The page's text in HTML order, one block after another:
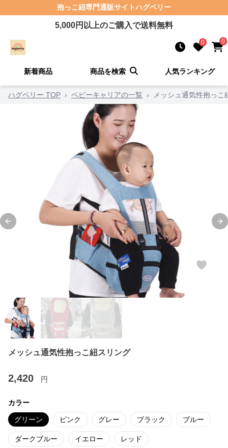
抱っこ紐専門通販サイトハグベリー
5,000円以上のご購入で送料無料
0 0
新着商品 商品を検索 人気ランキング
ハグベリー TOP › ベビーキャリアの一覧 › メッシュ通気性抱っこ
Previous slide
メッシュ通気性抱っこ紐スリング
2,420 円
カラー
グリーン ピンク グレー ブラック ブルー
ダークブルー イエロー レッド